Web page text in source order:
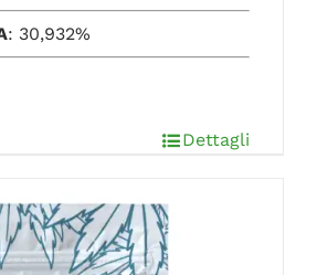
: 30,932%
Dettagli